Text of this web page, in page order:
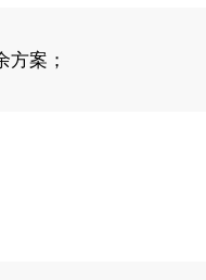
案；